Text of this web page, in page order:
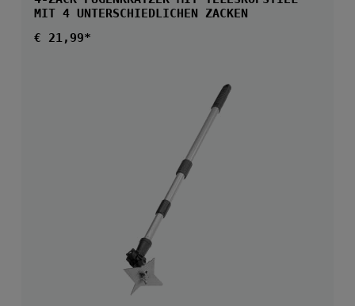
MIT 4 UNTERSCHIEDLICHEN ZACKEN
Regulärer Preis:
€ 21,99*